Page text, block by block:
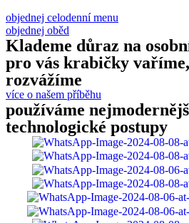
objednej celodenní menu
objednej oběd
Klademe důraz na
pro vás krabičky
rozvážíme
více o našem příběhu
používáme
technologické postupy